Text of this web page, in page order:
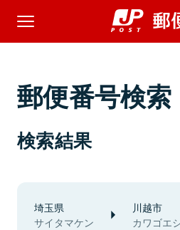
郵便番号検索
検索結果
埼玉県
サイタマケン
川越市
カワゴエ